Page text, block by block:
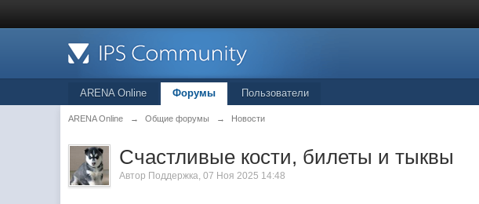
ARENA Online Форумы Пользователи
ARENA Online → Общие форумы → Новости
Счастливые кости, билеты и тыквы
Автор Поддержка, 07 Ноя 2025 14:48